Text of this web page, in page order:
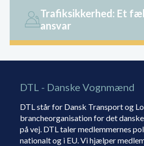
Trafiksikkerhed: Et
ansvar
DTL - Danske Vognmænd
DTL står for Dansk Transport og
brancheorganisation for det
på vej. DTL taler medlemmernes
nationalt og i EU. Vi hjælper